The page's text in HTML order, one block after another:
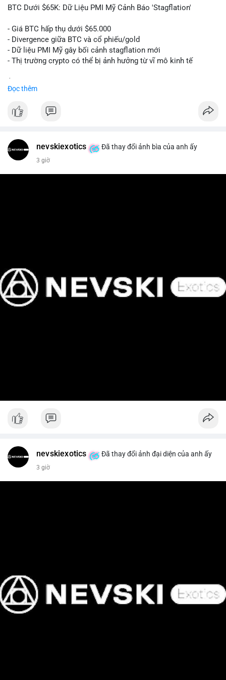
📰 Nguồn: Cointelegraph
BTC Dưới $65K: Dữ Liệu PMI Mỹ Cảnh Báo 'Stagflation'
- Giá BTC hấp thụ dưới $65.000
- Divergence giữa BTC và cổ phiếu/gold
- Dữ liệu PMI Mỹ gây bối cảnh stagflation mới
- Thị trường crypto có thể bị ảnh hưởng từ vĩ mô kinh tế
Đọc thêm
nevskiexotics Đã thay đổi ảnh bìa của anh ấy
3 giờ
nevskiexotics Đã thay đổi ảnh đại diện của anh ấy
3 giờ